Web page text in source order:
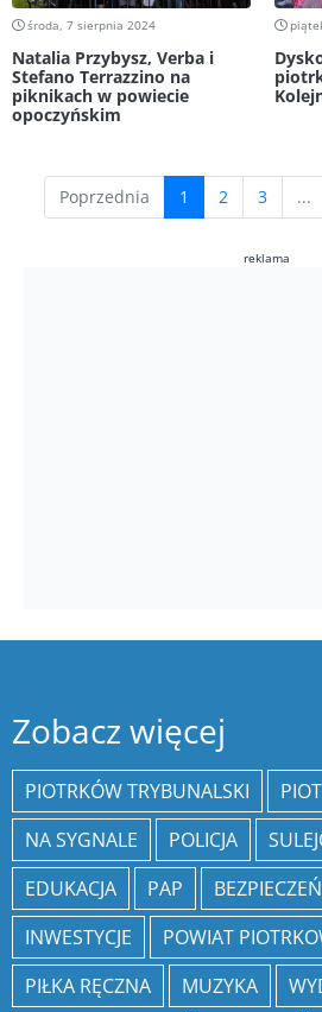
środa, 7 sierpnia 2024
Natalia Przybysz, Verba i
Stefano Terrazzino na
piknikach w powiecie
opoczyńskim
Poprzednia 1 (current)
2 3 ...
reklama
Zobacz więcej
PIOTRKÓW TRYBUNALSKI
NA SYGNALE
POLICJA
EDUKACJA
PAP
INWESTYCJE
POWIAT
PIŁKA RĘCZNA
MUZYKA